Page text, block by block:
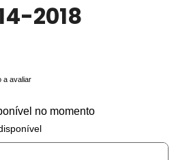
2018
a avaliar
no momento